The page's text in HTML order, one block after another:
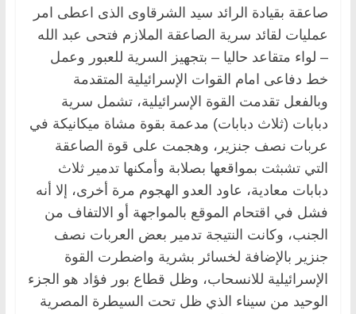
صاعقة بقيادة الرائد سيد الشرقاوى الذى اعطى امر
عمليات لقائد سرية الصاعقة الملازم فتحى عبد الله
– لواء متقاعد حاليا – بتجهيز السرية للعبور وعمل
خط دفاعى امام القوات الإسرائيلية المتقدمة
وبالفعل تقدمت القوة الإسرائيلية، تشمل سرية
دبابات (ثلاث دبابات) مدعمة بقوة مشاة ميكانيكة في
عربات نصف جنزير، وهجمت على قوة الصاعقة
التي تشبثت بمواقعها بصلابة وأمكنها تدمير ثلاث
دبابات معادية، عاود العدو الهجوم مرة أخرى، إلا أنه
فشل في اقتحام الموقع بالمواجهة أو الالتفاف من
الجنب، وكانت النتيجة تدمير بعض العربات نصف
جنزير بالإضافة لخسائر بشرية واضطرت القوة
الإسرائيلية للانسحاب، وظل قطاع بور فؤاد هو الجزء
الوحيد من سيناء الذي ظل تحت السيطرة المصرية